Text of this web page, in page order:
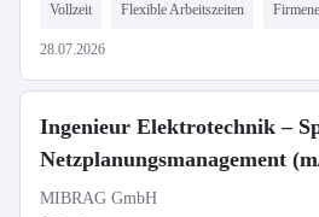
Vollzeit Flexible Arbeitszeiten
28.07.2026
Ingenieur Elektrotechnik –
Netzplanungsmanagement
MIBRAG GmbH